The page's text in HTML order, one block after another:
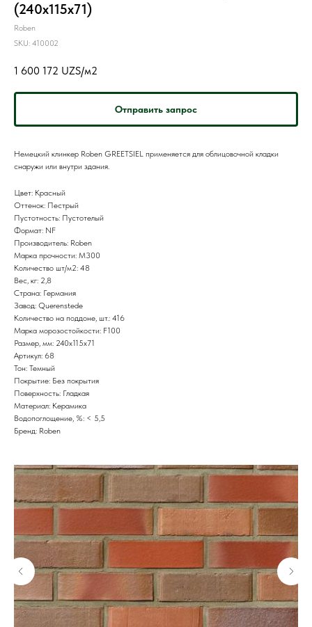
(240х115х71)
Roben
SKU: 410002
1 600 172 UZS/м2
Отправить запрос
Немецкий клинкер Roben GREETSIEL применяется для облицовочной кладки
снаружи или внутри здания.
Цвет: Красный
Оттенок: Пестрый
Пустотность: Пустотелый
Формат: NF
Производитель: Roben
Марка прочности: M300
Количество шт/м2: 48
Вес, кг: 2,8
Страна: Германия
Завод: Querenstede
Количество на поддоне, шт.: 416
Марка морозостойкости: F100
Размер, мм: 240x115x71
Артикул: 68
Тон: Темный
Покрытие: Без покрытия
Поверхность: Гладкая
Материал: Керамика
Водопоглощение, %: < 5,5
Бренд: Roben